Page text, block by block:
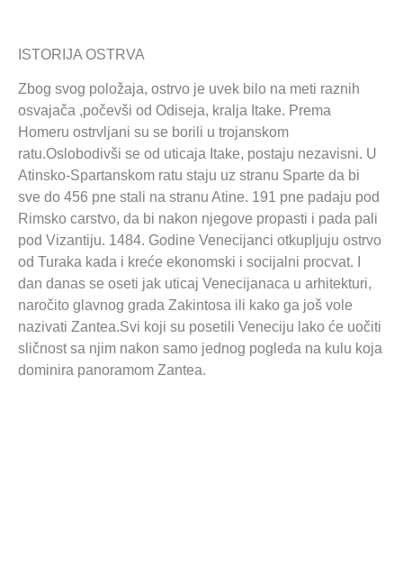
ISTORIJA OSTRVA
Zbog svog položaja, ostrvo je uvek bilo na meti raznih
osvajača ,počevši od Odiseja, kralja Itake. Prema
Homeru ostrvljani su se borili u trojanskom
ratu.Oslobodivši se od uticaja Itake, postaju nezavisni. U
Atinsko-Spartanskom ratu staju uz stranu Sparte da bi
sve do 456 pne stali na stranu Atine. 191 pne padaju pod
Rimsko carstvo, da bi nakon njegove propasti i pada pali
pod Vizantiju. 1484. Godine Venecijanci otkupljuju ostrvo
od Turaka kada i kreće ekonomski i socijalni procvat. I
dan danas se oseti jak uticaj Venecijanaca u arhitekturi,
naročito glavnog grada Zakintosa ili kako ga još vole
nazivati Zantea.Svi koji su posetili Veneciju lako će uočiti
sličnost sa njim nakon samo jednog pogleda na kulu koja
dominira panoramom Zantea.